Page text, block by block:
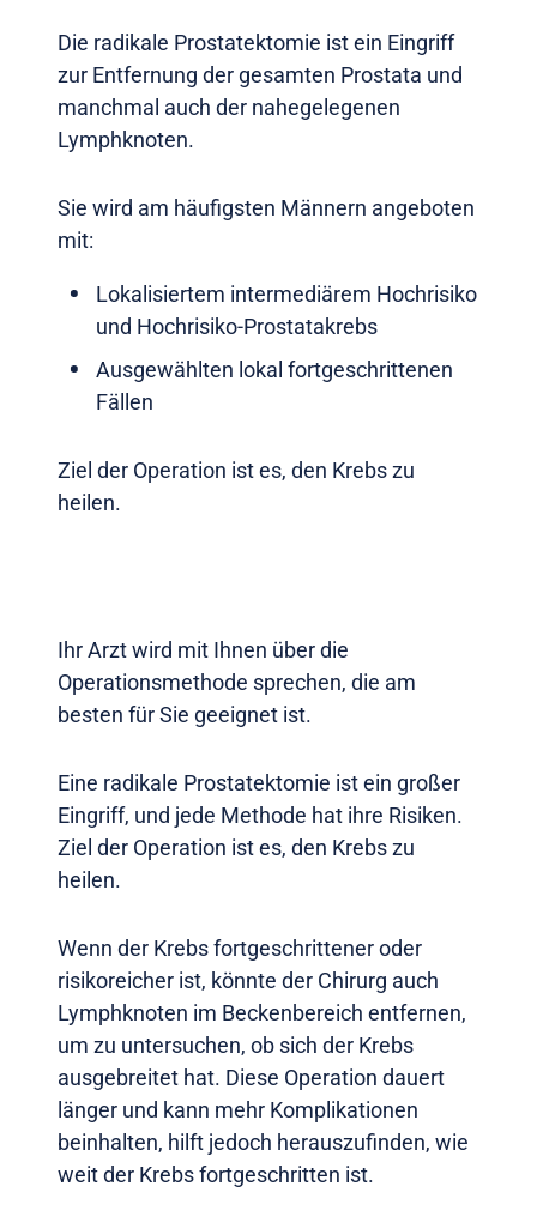
Die radikale Prostatektomie ist ein Eingriff
zur Entfernung der gesamten Prostata und
manchmal auch der nahegelegenen
Lymphknoten.
Sie wird am häufigsten Männern angeboten
mit:
Lokalisiertem intermediärem Hochrisiko
und Hochrisiko-Prostatakrebs
Ausgewählten lokal fortgeschrittenen
Fällen
Ziel der Operation ist es, den Krebs zu
heilen.
Ihr Arzt wird mit Ihnen über die
Operationsmethode sprechen, die am
besten für Sie geeignet ist.
Eine radikale Prostatektomie ist ein großer
Eingriff, und jede Methode hat ihre Risiken.
Ziel der Operation ist es, den Krebs zu
heilen.
Wenn der Krebs fortgeschrittener oder
risikoreicher ist, könnte der Chirurg auch
Lymphknoten im Beckenbereich entfernen,
um zu untersuchen, ob sich der Krebs
ausgebreitet hat. Diese Operation dauert
länger und kann mehr Komplikationen
beinhalten, hilft jedoch herauszufinden, wie
weit der Krebs fortgeschritten ist.